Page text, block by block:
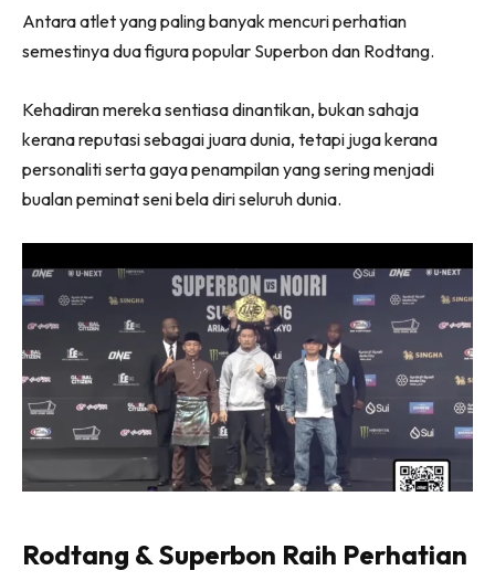
Antara atlet yang paling banyak mencuri perhatian
semestinya dua figura popular Superbon dan Rodtang.
Kehadiran mereka sentiasa dinantikan, bukan sahaja
kerana reputasi sebagai juara dunia, tetapi juga kerana
personaliti serta gaya penampilan yang sering menjadi
bualan peminat seni bela diri seluruh dunia.
Rodtang & Superbon Raih Perhatian